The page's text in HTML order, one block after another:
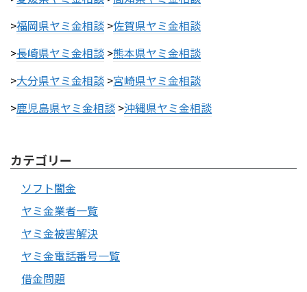
>福岡県ヤミ金相談 >佐賀県ヤミ金相談
>長崎県ヤミ金相談 >熊本県ヤミ金相談
>大分県ヤミ金相談 >宮崎県ヤミ金相談
>鹿児島県ヤミ金相談 >沖縄県ヤミ金相談
カテゴリー
ソフト闇金
ヤミ金業者一覧
ヤミ金被害解決
ヤミ金電話番号一覧
借金問題